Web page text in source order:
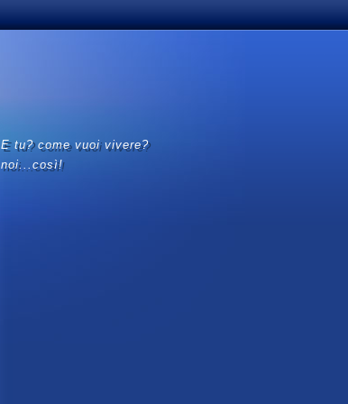
e tu? come vuoi vivere?
noi...così!